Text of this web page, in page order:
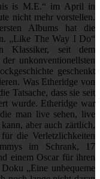
is M.E.“ im April in
nicht mehr vorstellen.
Albums hat die
„Like The Way I Do“
Klassiker, seit dem
unkonventionellsten
geschenkt
Was Etheridge von
Tatsache, dass sie seit
wurde. Etheridge war
man live sehen, live
aber auch zärtlich,
die Verletzlichkeiten
im Schrank, 17
einem Oscar für ihren
„Eine unbequeme